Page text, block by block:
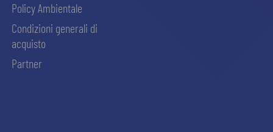
Policy Ambientale
Condizioni generali di
acquisto
Partner